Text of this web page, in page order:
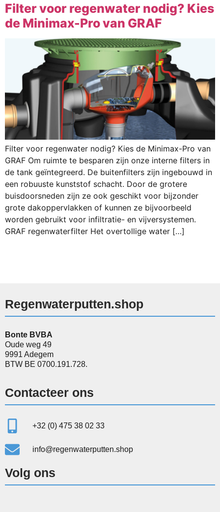
Filter voor regenwater nodig? Kies
de Minimax-Pro van GRAF
Filter voor regenwater nodig? Kies de Minimax-Pro van
GRAF Om ruimte te besparen zijn onze interne filters in
de tank geïntegreerd. De buitenfilters zijn ingebouwd in
een robuuste kunststof schacht. Door de grotere
buisdoorsneden zijn ze ook geschikt voor bijzonder
grote dakoppervlakken of kunnen ze bijvoorbeeld
worden gebruikt voor infiltratie- en vijversystemen.
GRAF regenwaterfilter Het overtollige water […]
Regenwaterputten.shop
Bonte BVBA
Oude weg 49
9991 Adegem
BTW BE 0700.191.728.
Contacteer ons
+32 (0) 475 38 02 33
info@regenwaterputten.shop
Volg ons